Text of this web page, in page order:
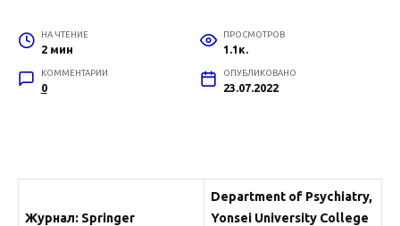
НА ЧТЕНИЕ
2 мин
ПРОСМОТРОВ
1.1к.
КОММЕНТАРИИ
0
ОПУБЛИКОВАНО
23.07.2022
Журнал: Springer
Department of Psychiatry,
Yonsei University College